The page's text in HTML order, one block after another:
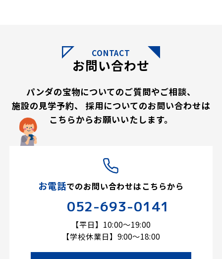
CONTACT
お問い合わせ
パンダの宝物についてのご質問やご相談、
施設の見学予約、
採用についてのお問い合わせは
こちらからお願いいたします。
お電話でのお問い合わせはこちらから
052-693-0141
【平日】10:00～19:00
【学校休業日】9:00～18:00